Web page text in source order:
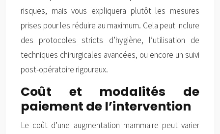
risques, mais vous expliquera plutôt les mesures
prises pour les réduire au maximum. Cela peut inclure
des protocoles stricts d’hygiène, l’utilisation de
techniques chirurgicales avancées, ou encore un suivi
post-opératoire rigoureux.
Coût et modalités de
paiement de l’intervention
Le coût d’une augmentation mammaire peut varier